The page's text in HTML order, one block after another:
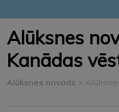
Alūksnes
Kanādas
Alūksnes novads >